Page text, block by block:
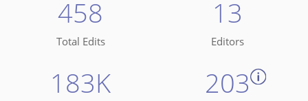
458
Total Edits
13
Editors
183K 203